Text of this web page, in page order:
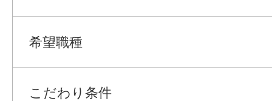
希望職種
こだわり条件